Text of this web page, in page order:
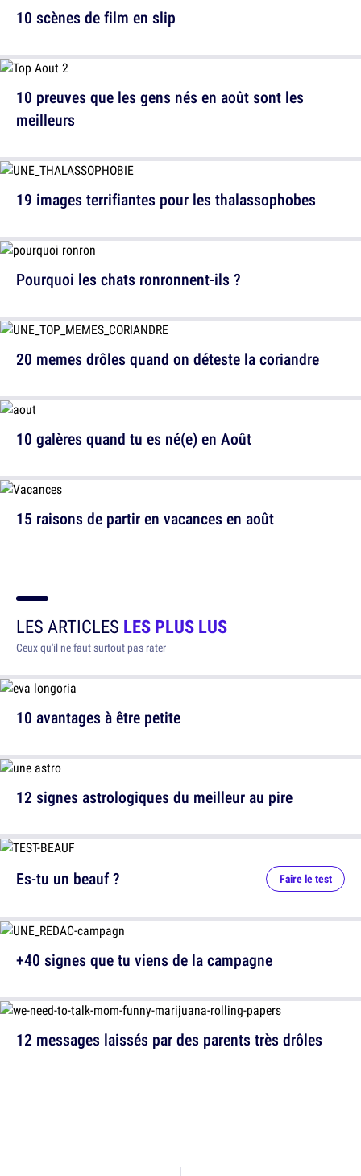
10 preuves que les gens nés en août sont les
meilleurs
Pourquoi les chats ronronnent-ils ?
10 galères quand tu es né(e) en Août
10 scènes de film en slip
19 images terrifiantes pour les thalassophobes
20 memes drôles quand on déteste la coriandre
15 raisons de partir en vacances en août
LES ARTICLES LES PLUS LUS
Ceux qu'il ne faut surtout pas rater
10 avantages à être petite
12 signes astrologiques du meilleur au pire
12 messages laissés par des parents très drôles
Es-tu un beauf ? Faire le test
+40 signes que tu viens de la campagne